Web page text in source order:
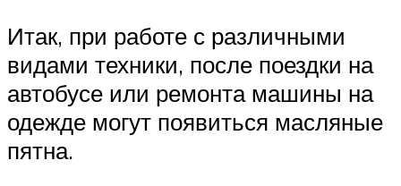
Итак, при работе с различными
видами техники, после поездки на
автобусе или ремонта машины на
одежде могут появиться масляные
пятна.